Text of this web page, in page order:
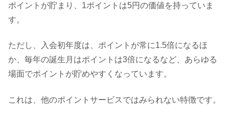
ポイントが貯まり、1ポイントは5円の価値を持っていま
す。
ただし、入会初年度は、ポイントが常に1.5倍になるほ
か、毎年の誕生月はポイントは3倍になるなど、あらゆる
場面でポイントが貯めやすくなっています。
これは、他のポイントサービスではみられない特徴です。